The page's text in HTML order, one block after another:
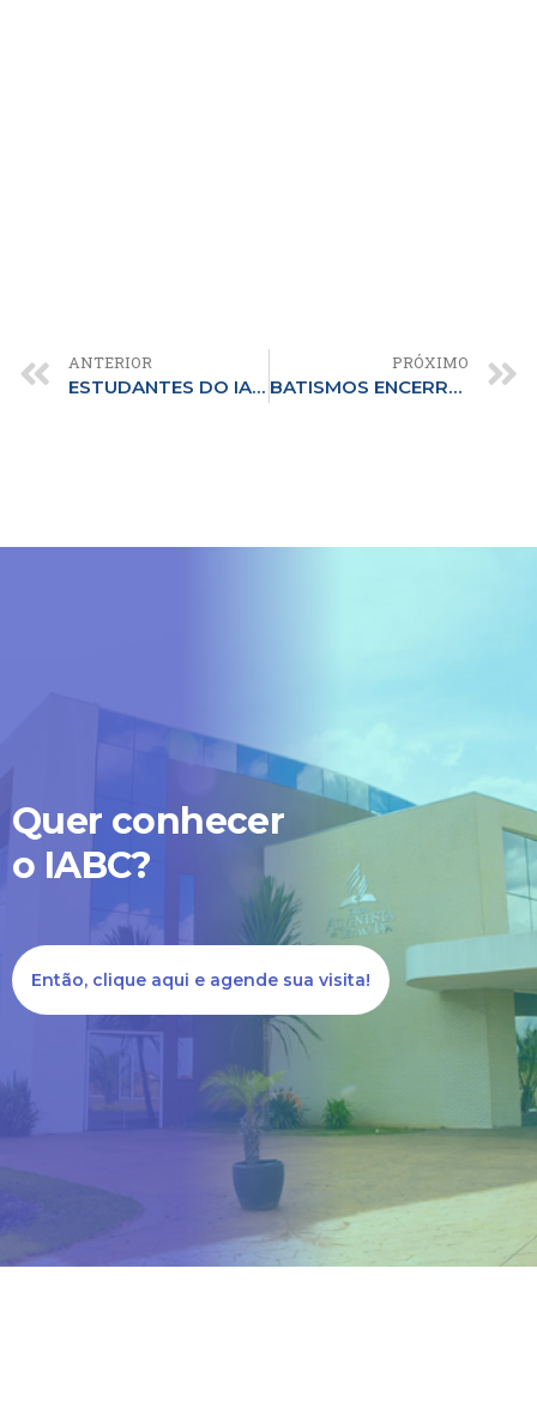
ANTERIOR
ESTUDANTES DO IABC E DAS ESCOLAS ADVENTISTAS DO DISTRITO FEDERAL SE REÚNEM PARA EVENTO MISSIONÁRIO
PRÓXIMO
BATISMOS ENCERRAM SEMANA DE ORAÇÃO E REFORÇAM DECISÕES DE MUDANÇA DE VIDA
Quer conhecer
o IABC?
Então, clique aqui e agende sua visita!